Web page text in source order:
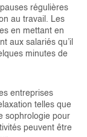
pauses régulières
au travail. Les
en mettant en
aux salariés qu’il
minutes de
entreprises
telles que
sophrologie pour
peuvent être